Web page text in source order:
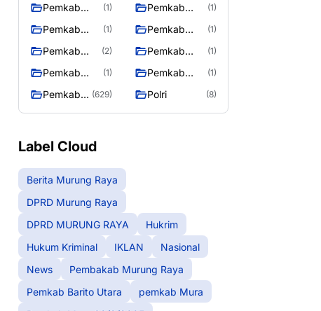
10/2/2025
11/2/2025
Pemkab
12/2/2025
(1)
Pemkab
13/2/2025
(1)
Pemkab
14/2/2025
(1)
Pemkab
17/2/2025
(1)
Pemkab
27/2/2025
(2)
Pemkab
28/2/2025
(1)
Pemkab
Muring Raya
(1)
Pemkab
(1)
Pemkab
(629) Polri (8)
Label Cloud
Berita Murung Raya
DPRD Murung Raya
DPRD MURUNG RAYA
Hukrim
Hukum Kriminal
IKLAN
Nasional
News
Pembakab Murung Raya
Pemkab Barito Utara
pemkab Mura